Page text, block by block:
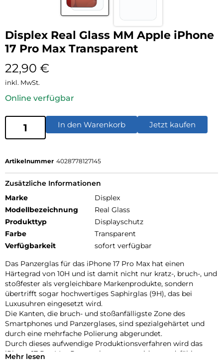
Displex Real Glass MM Apple iPhone
17 Pro Max Transparent
22,90 €
inkl. MwSt.
Online verfügbar
In den Warenkorb Jetzt kaufen
Artikelnummer 4028778127145
Zusätzliche Informationen
Marke
Displex
Modellbezeichnung
Real Glass
Produkttyp
Displayschutz
Farbe
Transparent
Verfügbarkeit
sofort verfügbar
Das Panzerglas für das iPhone 17 Pro Max hat einen
Härtegrad von 10H und ist damit nicht nur kratz-, bruch-, und
stoßfester als vergleichbare Markenprodukte, sondern
übertrifft sogar hochwertiges Saphirglas (9H), das bei
Luxusuhren eingesetzt wird.
Die Kanten, die bruch- und stoßanfälligste Zone des
Smartphones und Panzerglases, sind spezialgehärtet und
durch eine mehrfache Polierung abgerundet.
Durch dieses aufwendige Produktionsverfahren wird das
iPhone 17 Pro Max Panzerglas extrem widerstandsfähig
Mehr lesen